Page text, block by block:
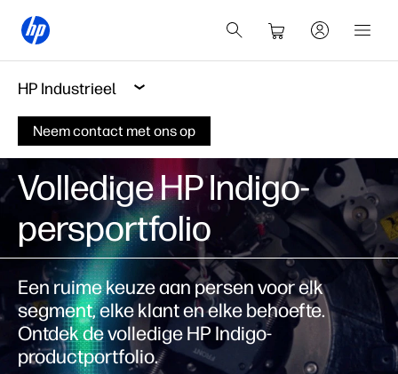
HP Industrieel
Neem contact met ons op
Volledige HP Indigo-
persportfolio
Een ruime keuze aan persen voor elk
segment, elke klant en elke behoefte.
Ontdek de volledige HP Indigo-
productportfolio.